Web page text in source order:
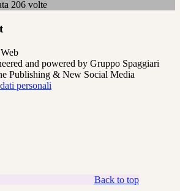
206 volte
and powered by Gruppo Spaggiari
Publishing & New Social Media
personali
Back to top